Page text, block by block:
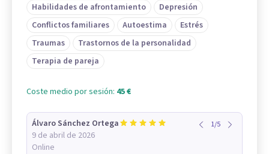
Habilidades de afrontamiento
Depresión
Conflictos familiares
Autoestima
Estrés
Traumas
Trastornos de la personalidad
Terapia de pareja
Coste medio por sesión: 45 €
Álvaro Sánchez Ortega
9 de abril de 2026
Online
1/5